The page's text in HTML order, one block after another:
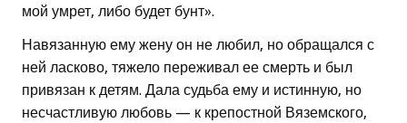
мой умрет, либо будет бунт».
Навязанную ему жену он не любил, но обращался с
ней ласково, тяжело переживал ее смерть и был
привязан к детям. Дала судьба ему и истинную, но
несчастливую любовь — к крепостной Вяземского,